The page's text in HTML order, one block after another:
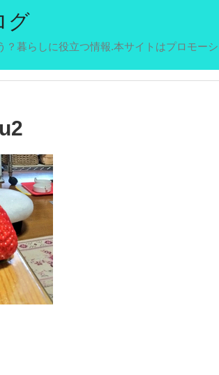
グ
？暮らしに役立つ情報.本サイトはプロモー